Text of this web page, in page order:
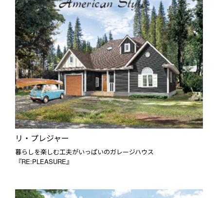
リ・プレジャー
暮らしを楽しむ工夫がいっぱいのガレージハウス
『RE:PLEASURE』